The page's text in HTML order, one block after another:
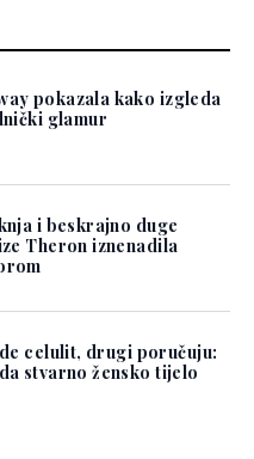
pokazala kako izgleda
glamur
i beskrajno duge
Theron iznenadila
celulit, drugi poručuju:
stvarno žensko tijelo